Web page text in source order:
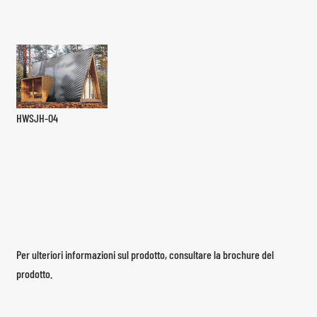
HWSJH-04
Per ulteriori informazioni sul prodotto, consultare la brochure del
prodotto.